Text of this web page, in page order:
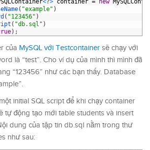
( "example" )
( "123456" )
( "db.sql" )
) ;
của MySQL với Testcontainer sẽ chạy với
là “test”. Cho ví dụ của mình thì mình đã
“123456” như các bạn thấy. Database
initial SQL script để khi chạy container
tự động tạo mới table students và insert
dung của tập tin db.sql nằm trong thư
như sau: